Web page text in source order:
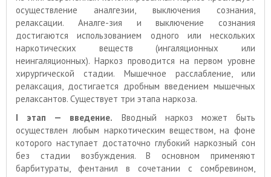
осуществление аналгезии, выключения сознания,
релаксации. Аналге-зия и выключение сознания
достигаются использованием одного или нескольких
наркотических веществ (ингаляционных или
неингаляционных). Наркоз проводится на первом уровне
хирургической стадии. Мышечное расслабление, или
релаксация, достигается дробным введением мышечных
релаксантов. Существует три этапа наркоза.
I этап — введение. Вводный наркоз может быть
осуществлен любым наркотическим веществом, на фоне
которого наступает достаточно глубокий наркозный сон
без стадии возбуждения. В основном применяют
барбитураты, фентанил в сочетании с сомбревином,